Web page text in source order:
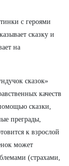
с героями
сказку и
на
сказок»
качеств
сказки,
преграды,
к взрослой
может
(страхами,